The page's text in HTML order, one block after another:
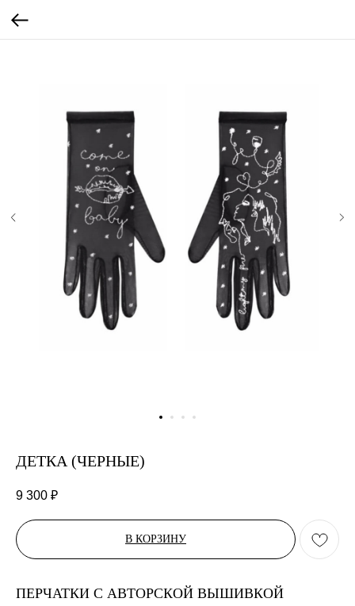
ДЕТКА (ЧЕРНЫЕ)
9 300 ₽
В КОРЗИНУ
ПЕРЧАТКИ С АВТОРСКОЙ ВЫШИВКОЙ